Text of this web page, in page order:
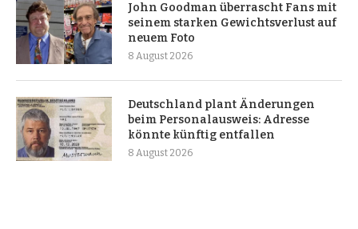
John Goodman überrascht Fans mit
seinem starken Gewichtsverlust auf
neuem Foto
8 August 2026
Deutschland plant Änderungen
beim Personalausweis: Adresse
könnte künftig entfallen
8 August 2026